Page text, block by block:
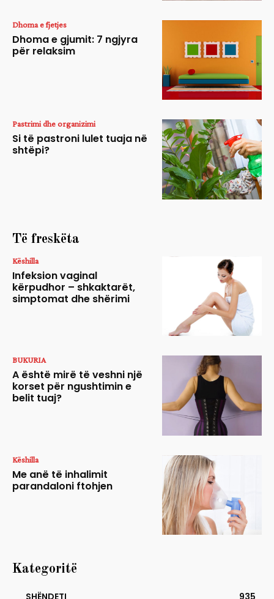
Dhoma e fjetjes
Dhoma e gjumit: 7 ngjyra
për relaksim
Pastrimi dhe organizimi
Si të pastroni lulet tuaja në
shtëpi?
Të freskëta
Këshilla
Infeksion vaginal
kërpudhor – shkaktarët,
simptomat dhe shërimi
BUKURIA
A është mirë të veshni një
korset për ngushtimin e
belit tuaj?
Këshilla
Me anë të inhalimit
parandaloni ftohjen
Kategoritë